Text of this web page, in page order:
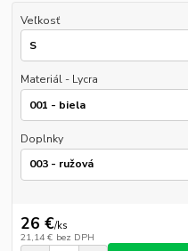
Veľkosť
Materiál - Lycra
Doplnky
26 €/ks
21,14 € bez DPH